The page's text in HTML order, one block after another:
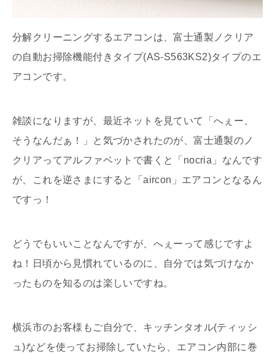
分解クリーニングするエアコンは、富士通製ノクリア
の自動お掃除機能付きタイプ(AS‐S563KS2)タイプのエ
アコンです。
雑談になりますが、最近ネットを見ていて「へぇー、
そうなんだぁ！」と気づかされたのが、富士通製のノ
クリアってアルファベットで書くと「nocria」なんです
が、これを逆さまにすると「aircon」エアコンとなるん
ですっ！
どうでもいいことなんですが、へぇーって感じですよ
ね！日頃から見慣れているのに、自分では気づけなか
ったものを知るのは楽しいですね。
横浜市のお客様もご自分で、キッチンタオル(ティッシ
ュ)などを使ってお掃除していたら、エアコン内部に巻